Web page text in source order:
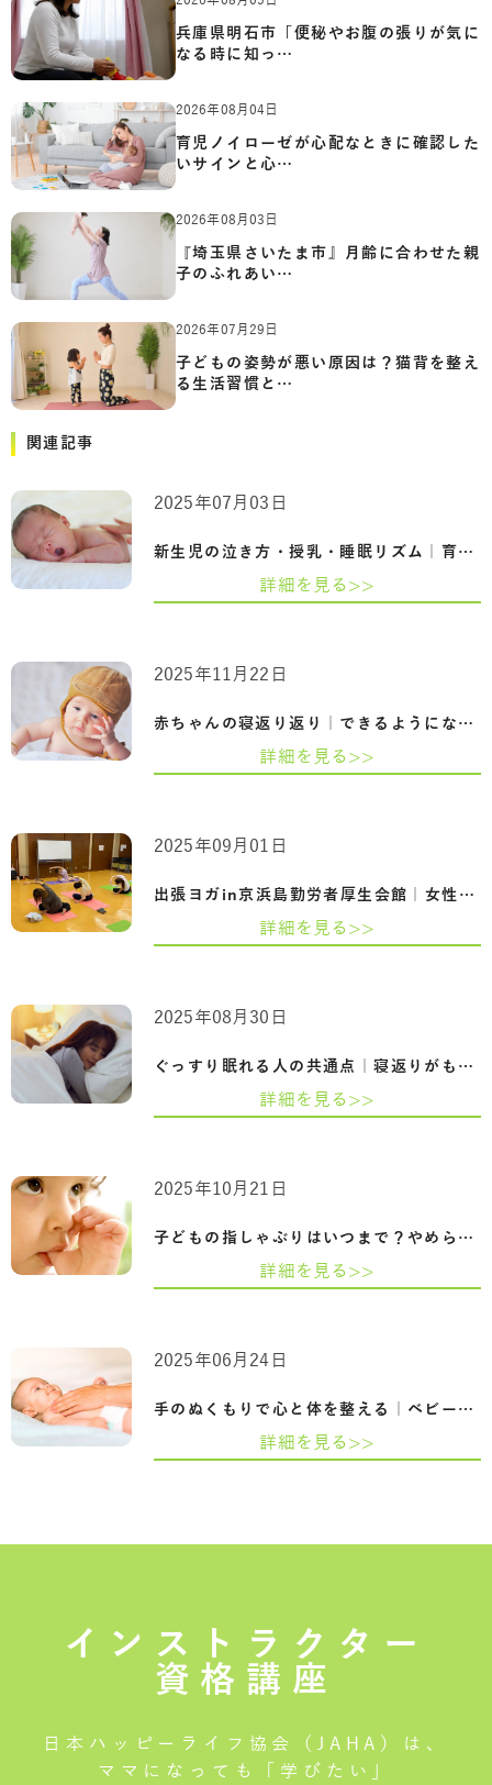
兵庫県明石市「便秘やお腹の張りが気に
なる時に知っ…
2026年08月04日
育児ノイローゼが心配なときに確認した
いサインと心…
2026年08月03日
『埼玉県さいたま市』月齢に合わせた親
子のふれあい…
2026年07月29日
子どもの姿勢が悪い原因は？猫背を整え
る生活習慣と…
関連記事
新生児の泣き方・授乳・睡眠リズム｜育児…
2025年07月03日
詳細を見る>>
赤ちゃんの寝返り返り｜できるようになる…
2025年11月22日
詳細を見る>>
出張ヨガin京浜島勤労者厚生会館｜女性特…
2025年09月01日
詳細を見る>>
ぐっすり眠れる人の共通点｜寝返りがもた…
2025年08月30日
詳細を見る>>
子どもの指しゃぶりはいつまで？やめられ…
2025年10月21日
詳細を見る>>
手のぬくもりで心と体を整える｜ベビーマ…
2025年06月24日
詳細を見る>>
インストラクター
資格講座
日本ハッピーライフ協会（JAHA）は、
ママになっても「学びたい」